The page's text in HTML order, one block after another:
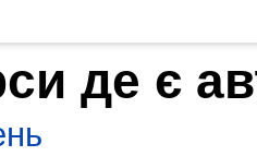
де є